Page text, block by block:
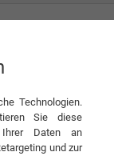
Technologien.
Sie diese
Daten an
und zur